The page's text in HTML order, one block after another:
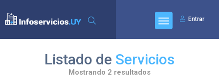
Entrar
Listado de Servicios
Mostrando 2 resultados